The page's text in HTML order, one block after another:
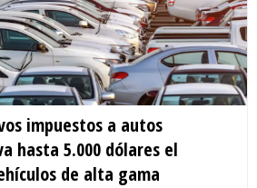
impuestos a autos
hasta 5.000 dólares el
de alta gama